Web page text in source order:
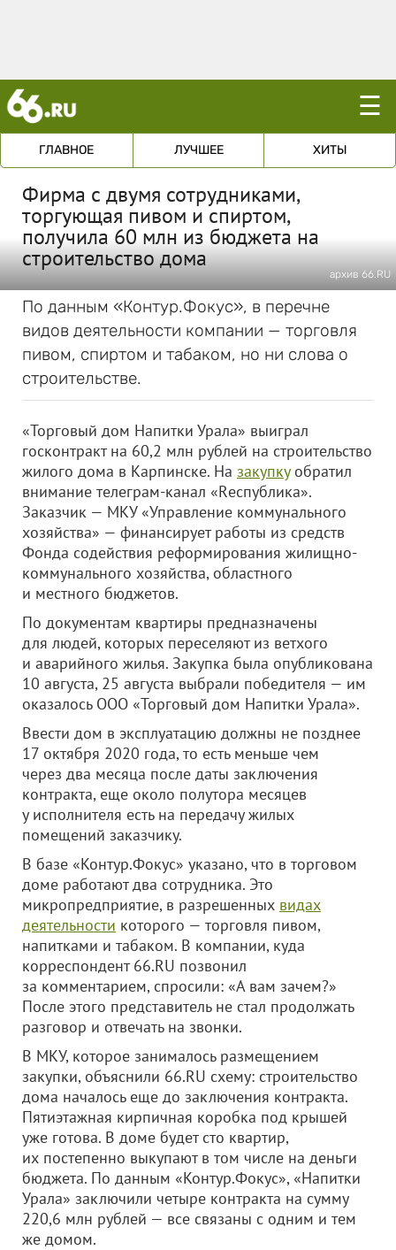
☰
ГЛАВНОЕ ЛУЧШЕЕ ХИТЫ
Фирма с двумя сотрудниками,
торгующая пивом и спиртом,
получила 60 млн из бюджета на
строительство дома
архив 66.RU
По данным «Контур.Фокус», в перечне
видов деятельности компании — торговля
пивом, спиртом и табаком, но ни слова о
строительстве.
«Торговый дом Напитки Урала» выиграл
госконтракт на 60,2 млн рублей на строительство
жилого дома в Карпинске. На закупкуобратил
внимание телеграм-канал «Rеспублика».
Заказчик — МКУ «Управление коммунального
хозяйства» — финансирует работы из средств
Фонда содействия реформирования жилищно-
коммунального хозяйства, областного
и местного бюджетов.
По документам квартиры предназначены
для людей, которых переселяют из ветхого
и аварийного жилья. Закупка была опубликована
10 августа, 25 августа выбрали победителя — им
оказалось ООО «Торговый дом Напитки Урала».
Ввести дом в эксплуатацию должны не позднее
17 октября 2020 года, то есть меньше чем
через два месяца после даты заключения
контракта, еще около полутора месяцев
у исполнителя есть на передачу жилых
помещений заказчику.
В базе «Контур.Фокус» указано, что в торговом
доме работают два сотрудника. Это
микропредприятие, в разрешенных видах
деятельности которого — торговля пивом,
напитками и табаком. В компании, куда
корреспондент 66.RU позвонил
за комментарием, спросили: «А вам зачем?»
После этого представитель не стал продолжать
разговор и отвечать на звонки.
В МКУ, которое занималось размещением
закупки, объяснили 66.RU схему: строительство
дома началось еще до заключения контракта.
Пятиэтажная кирпичная коробка под крышей
уже готова. В доме будет сто квартир,
их постепенно выкупают в том числе на деньги
бюджета. По данным «Контур.Фокус», «Напитки
Урала» заключили четыре контракта на сумму
220,6 млн рублей — все связаны с одним и тем
же домом.